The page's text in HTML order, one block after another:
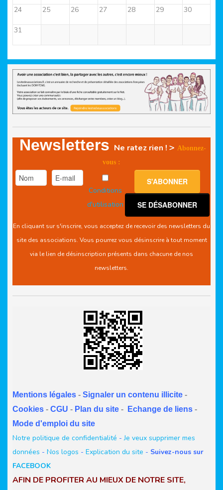
24 25 26 27 28 29 30
31
Newsletters Ne ratez rien ! > Abonnez-
vous :
Conditions
d'utilisation
En cliquant sur s'inscrire, vous acceptez de recevoir des newsletters du
site des associations. Vous pourrez vous désinscrire à tout moment
via le lien de désinscription présents dans chacune de nos
newsletters.
Mentions légales - Signaler un contenu illicite -
Cookies - CGU - Plan du site - Echange de liens -
Mode d'emploi du site
Notre politique de confidentialité -Je veux supprimer mes
données - Nos logos - Explication du site - Suivez-nous sur
FACEBOOK
AFIN DE PROFITER AU MIEUX DE NOTRE SITE,